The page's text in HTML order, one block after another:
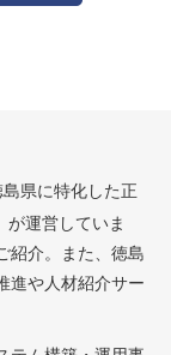
島県に特化した正
が運営していま
紹介。また、徳島
進や人材紹介サー